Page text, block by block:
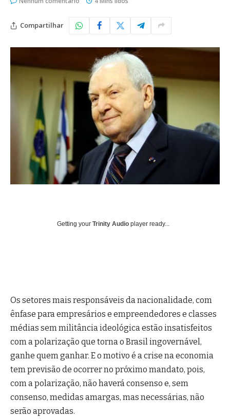
Compartilhar
Getting your Trinity Audio player ready...
Os setores mais responsáveis da nacionalidade, com
ênfase para empresários e empreendedores e classes
médias sem militância ideológica estão insatisfeitos
com a polarização que torna o Brasil ingovernável,
ganhe quem ganhar. E o motivo é a crise na economia
tem previsão de ocorrer no próximo mandato, pois,
com a polarização, não haverá consenso e, sem
consenso, medidas amargas, mas necessárias, não
serão aprovadas.